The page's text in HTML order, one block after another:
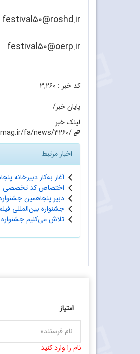
festival۵۰@roshd.ir
festival۵۰@oerp.ir
کد خبر : ۳,۲۶۰
پایان خبر/
لینک خبر
fa/news/3260/
اخبار مرتبط
آغاز به‌کار دبیرخانه
اختصاص کد تخصصی
دبیر پنجاهمین
جشنواره بین‌المللی
تلاش می‌کنیم جشنواره
امتیاز
نام را وارد کنید